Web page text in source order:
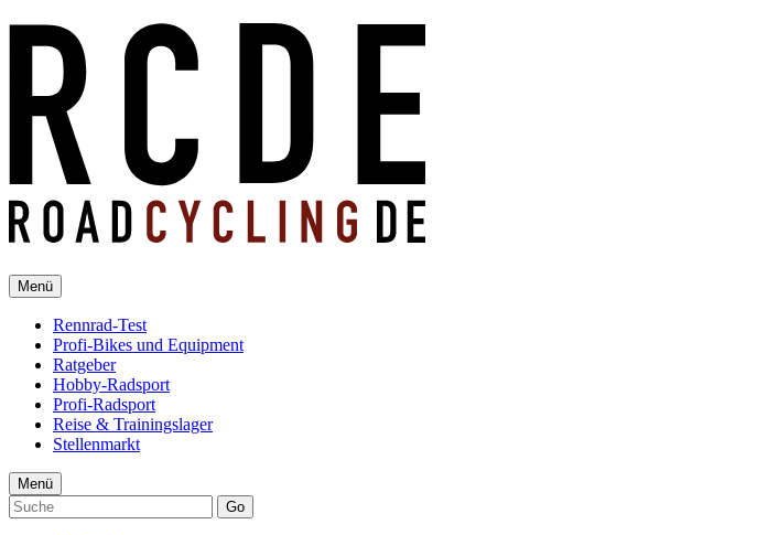
Menü
Rennrad-Test
Profi-Bikes und Equipment
Ratgeber
Hobby-Radsport
Profi-Radsport
Reise & Trainingslager
Stellenmarkt
Menü
Go